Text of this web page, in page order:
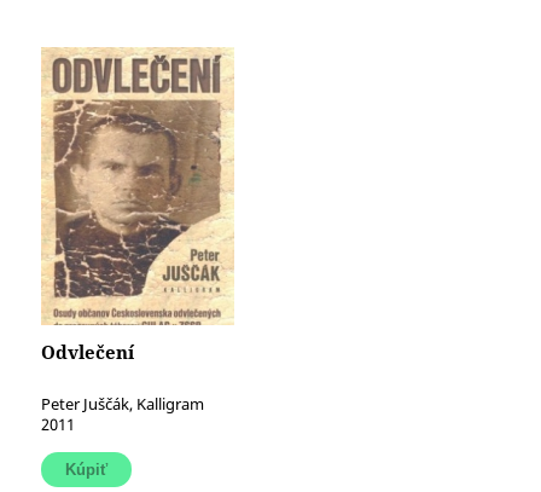
Odvlečení
Peter Juščák, Kalligram
2011